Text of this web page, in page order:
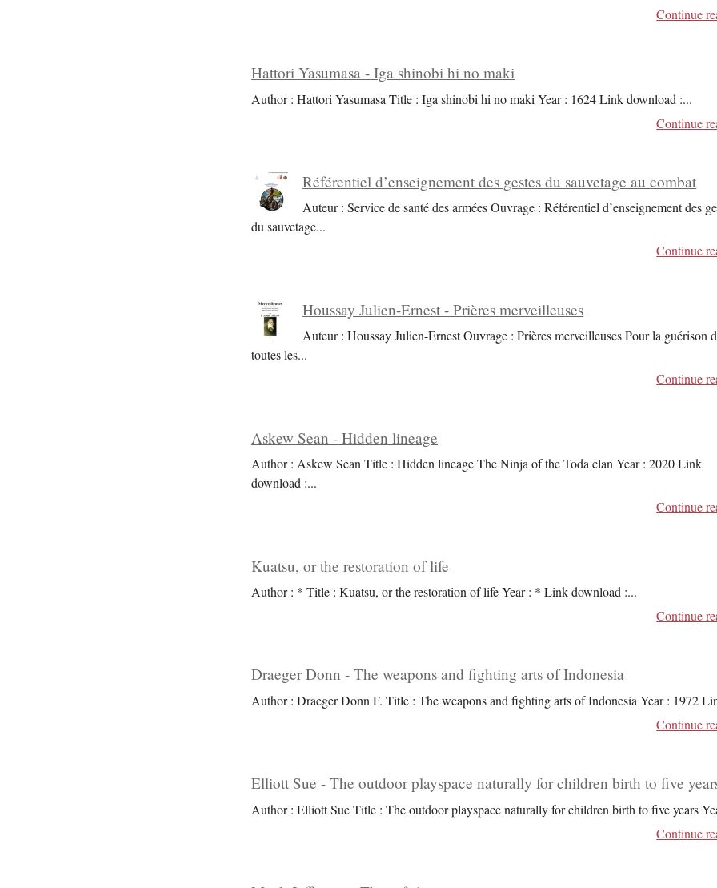
Continue
Hattori Yasumasa - Iga shinobi hi no maki
Author : Hattori Yasumasa Title : Iga shinobi hi no maki Year : 1624 Link download :...
Continue
Référentiel d’enseignement des gestes du sauvetage au combat
Auteur : Service de santé des armées Ouvrage : Référentiel d’enseignement des
du sauvetage...
Continue
Houssay Julien-Ernest - Prières merveilleuses
Auteur : Houssay Julien-Ernest Ouvrage : Prières merveilleuses Pour la guérison
toutes les...
Continue
Askew Sean - Hidden lineage
Author : Askew Sean Title : Hidden lineage The Ninja of the Toda clan Year : 2020 Link
download :...
Continue
Kuatsu, or the restoration of life
Author : * Title : Kuatsu, or the restoration of life Year : * Link download :...
Continue
Draeger Donn - The weapons and fighting arts of Indonesia
Author : Draeger Donn F. Title : The weapons and fighting arts of Indonesia Year : 1972
Continue
Elliott Sue - The outdoor playspace naturally for children birth to five
Author : Elliott Sue Title : The outdoor playspace naturally for children birth to five years
Continue